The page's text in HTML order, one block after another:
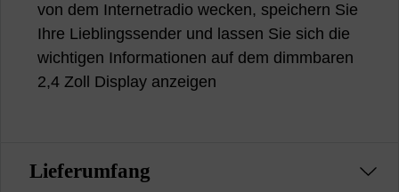
von dem Internetradio wecken, speichern Sie
Ihre Lieblingssender und lassen Sie sich die
wichtigen Informationen auf dem dimmbaren
2,4 Zoll Display anzeigen
Lieferumfang